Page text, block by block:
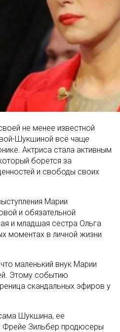
не менее известной
Шукшиной всё чаще
Актриса стала активным
борется за
и свободы своих
Марии
и обязательной
и младшая сестра Ольга
моментах в личной жизни
маленький внук Марии
Этому событию
скандальных эфиров у
Шукшина, ее
Фрейе Зильбер продюсеры